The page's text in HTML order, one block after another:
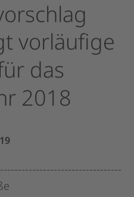
vorläufige
das
2018